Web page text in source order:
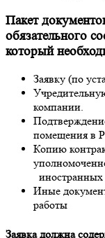
Пакет
обязательного
который
Заявку (по
компании.
помещения в
Копию
Иные
работы
Заявка должна